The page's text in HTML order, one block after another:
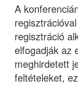
A
regisztráció
elfogadják az
meghirdetett
feltételeket,